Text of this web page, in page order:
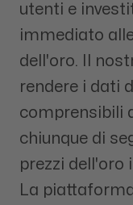
utenti e
immediato
dell'oro. Il
rendere i dati
comprensibili
chiunque di
prezzi dell'oro
La